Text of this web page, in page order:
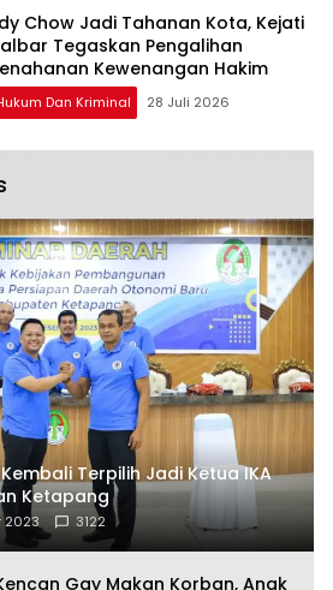
Chow Jadi Tahanan Kota, Kejati
Tegaskan Pengalihan
Kewenangan Hakim
Dan Kriminal 28 Juli 2026
Terpilih Jadi Ketua IKA
Ketapang
2023 3122
Gay Makan Korban, Anak